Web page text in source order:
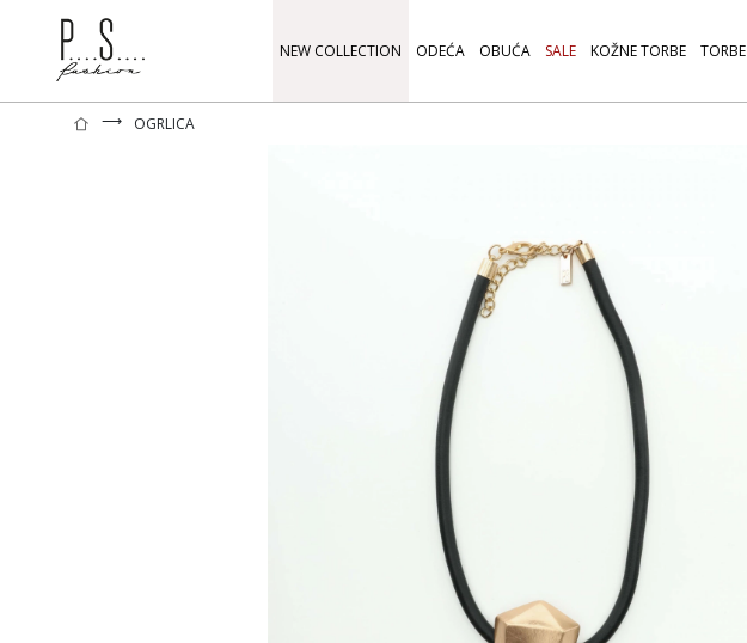
NEW COLLECTION ODEĆA OBUĆA SALE KOŽNE TORBE TORBE
⟶ OGRLICA